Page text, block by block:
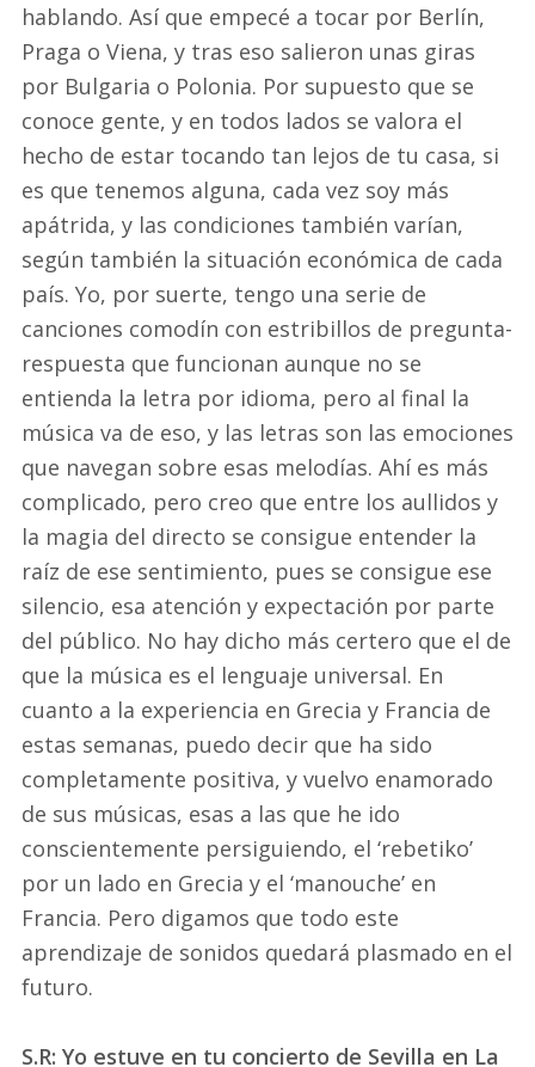
hablando. Así que empecé a tocar por Berlín,
Praga o Viena, y tras eso salieron unas giras
por Bulgaria o Polonia. Por supuesto que se
conoce gente, y en todos lados se valora el
hecho de estar tocando tan lejos de tu casa, si
es que tenemos alguna, cada vez soy más
apátrida, y las condiciones también varían,
según también la situación económica de cada
país. Yo, por suerte, tengo una serie de
canciones comodín con estribillos de pregunta-
respuesta que funcionan aunque no se
entienda la letra por idioma, pero al final la
música va de eso, y las letras son las emociones
que navegan sobre esas melodías. Ahí es más
complicado, pero creo que entre los aullidos y
la magia del directo se consigue entender la
raíz de ese sentimiento, pues se consigue ese
silencio, esa atención y expectación por parte
del público. No hay dicho más certero que el de
que la música es el lenguaje universal. En
cuanto a la experiencia en Grecia y Francia de
estas semanas, puedo decir que ha sido
completamente positiva, y vuelvo enamorado
de sus músicas, esas a las que he ido
conscientemente persiguiendo, el ‘rebetiko’
por un lado en Grecia y el ‘manouche’ en
Francia. Pero digamos que todo este
aprendizaje de sonidos quedará plasmado en el
futuro.
S.R: Yo estuve en tu concierto de Sevilla en La